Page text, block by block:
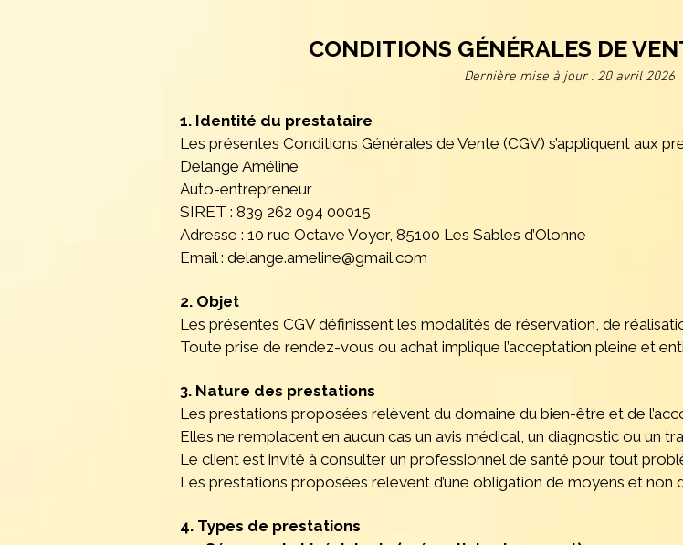
CONDITIONS GÉNÉRALES DE
Dernière mise à jour : 20 avril 2026
1. Identité du prestataire
Les présentes Conditions Générales de Vente (CGV) s’appliquent aux
Delange Améline
Auto-entrepreneur
SIRET : 839 262 094 00015
Adresse : 10 rue Octave Voyer, 85100 Les Sables d’Olonne
Email : delange.ameline@gmail.com
2. Objet
Les présentes CGV définissent les modalités de réservation, de
Toute prise de rendez-vous ou achat implique l’acceptation pleine et
3. Nature des prestations
Les prestations proposées relèvent du domaine du bien-être et de
Elles ne remplacent en aucun cas un avis médical, un diagnostic ou un
Le client est invité à consulter un professionnel de santé pour tout
Les prestations proposées relèvent d’une obligation de moyens et non
4. Types de prestations